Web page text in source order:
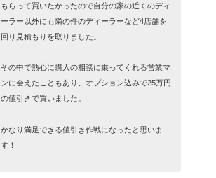
もらって買いたかったので自分の家の近くのディ
ーラー以外にも隣の件のディーラーなど4店舗を
回り見積もりを取りました。
その中で熱心に購入の相談に乗ってくれる営業マ
ンに会えたこともあり、オプション込みで25万円
の値引きで買いました。
かなり満足できる値引き作戦になったと思いま
す！